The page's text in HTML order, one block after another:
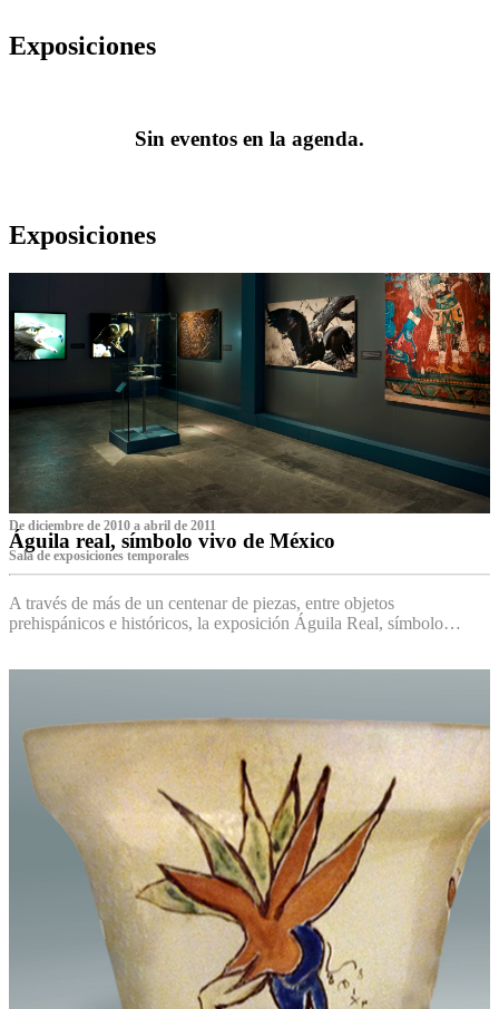
Exposiciones
Sin eventos en la agenda.
Exposiciones
De diciembre de 2010 a abril de 2011
Águila real, símbolo vivo de México
Sala de exposiciones temporales
A través de más de un centenar de piezas, entre objetos
prehispánicos e históricos, la exposición Águila Real, símbolo…